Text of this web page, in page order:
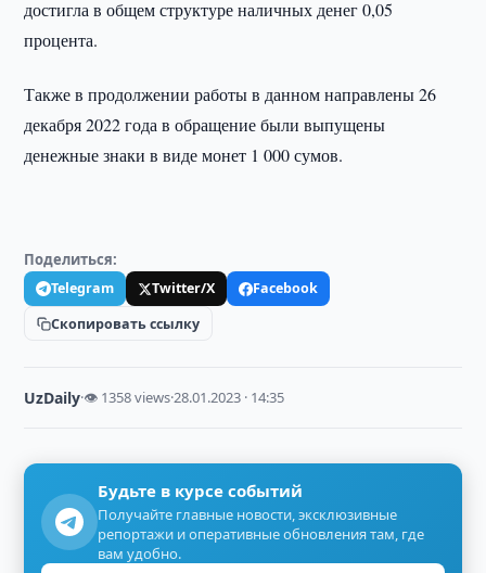
достигла в общем структуре наличных денег 0,05
процента.
Также в продолжении работы в данном направлены 26
декабря 2022 года в обращение были выпущены
денежные знаки в виде монет 1 000 сумов.
Поделиться:
Telegram Twitter/X
Facebook
Скопировать ссылку
UzDaily·👁 1358 views·28.01.2023 · 14:35
Будьте в курсе событий
Получайте главные новости, эксклюзивные
репортажи и оперативные обновления там, где
вам удобно.